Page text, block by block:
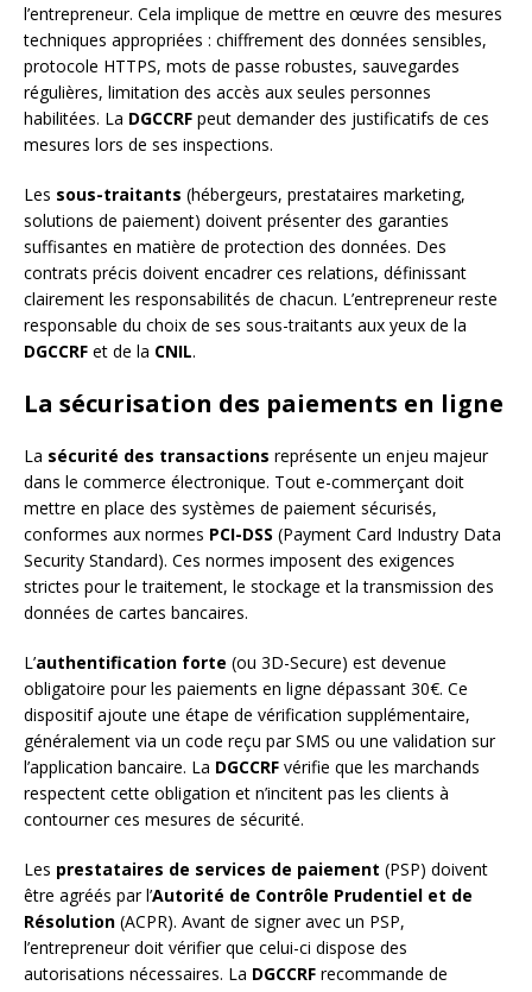
l’entrepreneur. Cela implique de mettre en œuvre des mesures
techniques appropriées : chiffrement des données sensibles,
protocole HTTPS, mots de passe robustes, sauvegardes
régulières, limitation des accès aux seules personnes
habilitées. La DGCCRF peut demander des justificatifs de ces
mesures lors de ses inspections.
Les sous-traitants (hébergeurs, prestataires marketing,
solutions de paiement) doivent présenter des garanties
suffisantes en matière de protection des données. Des
contrats précis doivent encadrer ces relations, définissant
clairement les responsabilités de chacun. L’entrepreneur reste
responsable du choix de ses sous-traitants aux yeux de la
DGCCRF et de la CNIL.
La sécurisation des paiements en ligne
La sécurité des transactions représente un enjeu majeur
dans le commerce électronique. Tout e-commerçant doit
mettre en place des systèmes de paiement sécurisés,
conformes aux normes PCI-DSS (Payment Card Industry Data
Security Standard). Ces normes imposent des exigences
strictes pour le traitement, le stockage et la transmission des
données de cartes bancaires.
L’authentification forte (ou 3D-Secure) est devenue
obligatoire pour les paiements en ligne dépassant 30€. Ce
dispositif ajoute une étape de vérification supplémentaire,
généralement via un code reçu par SMS ou une validation sur
l’application bancaire. La DGCCRF vérifie que les marchands
respectent cette obligation et n’incitent pas les clients à
contourner ces mesures de sécurité.
Les prestataires de services de paiement (PSP) doivent
être agréés par l’Autorité de Contrôle Prudentiel et de
Résolution (ACPR). Avant de signer avec un PSP,
l’entrepreneur doit vérifier que celui-ci dispose des
autorisations nécessaires. La DGCCRF recommande de